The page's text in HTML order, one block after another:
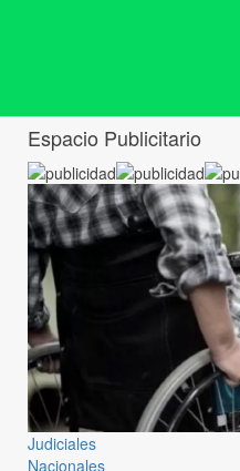
Espacio Publicitario
Judiciales
Nacionales